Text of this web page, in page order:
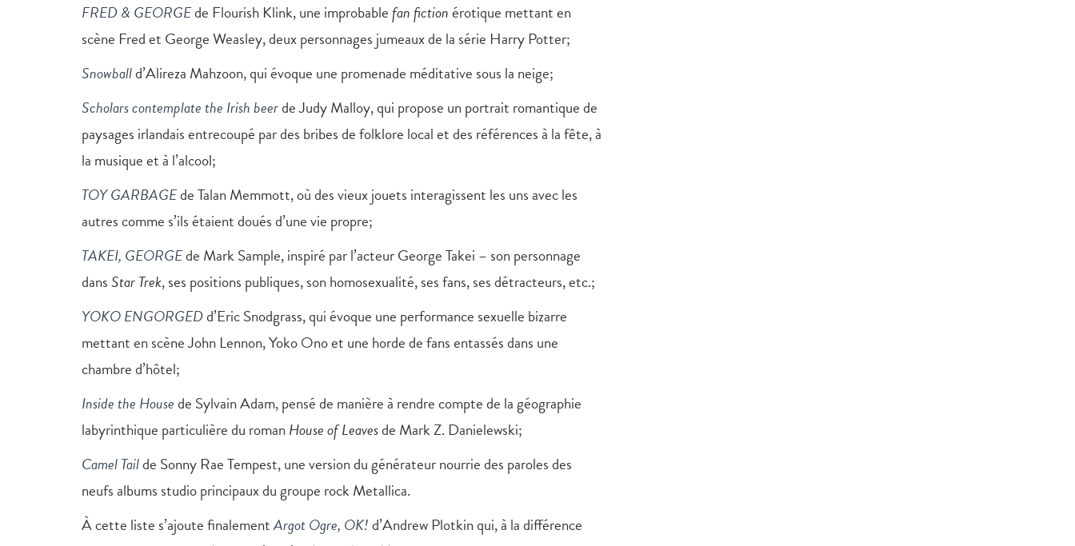
FRED & GEORGEde Flourish Klink, une improbablefan fictionérotique mettant en
scène Fred et George Weasley, deux personnages jumeaux de la série Harry Potter;
Snowballd’Alireza Mahzoon, qui évoque une promenade méditative sous la neige;
Scholars contemplate the Irish beerde Judy Malloy, qui propose un portrait romantique de
paysages irlandais entrecoupé par des bribes de folklore local et des références à la fête, à
la musique et à l’alcool;
TOY GARBAGEde Talan Memmott, où des vieux jouets interagissent les uns avec les
autres comme s’ils étaient doués d’une vie propre;
TAKEI, GEORGEde Mark Sample, inspiré par l’acteur George Takei – son personnage
dansStar Trek, ses positions publiques, son homosexualité, ses fans, ses détracteurs, etc.;
YOKO ENGORGEDd’Eric Snodgrass, qui évoque une performance sexuelle bizarre
mettant en scène John Lennon, Yoko Ono et une horde de fans entassés dans une
chambre d’hôtel;
Inside the Housede Sylvain Adam, pensé de manière à rendre compte de la géographie
labyrinthique particulière du romanHouse of Leavesde Mark Z. Danielewski;
Camel Tailde Sonny Rae Tempest, une version du générateur nourrie des paroles des
neufs albums studio principaux du groupe rock Metallica.
À cette liste s’ajoute finalementArgot Ogre, OK!d’Andrew Plotkin qui, à la différence